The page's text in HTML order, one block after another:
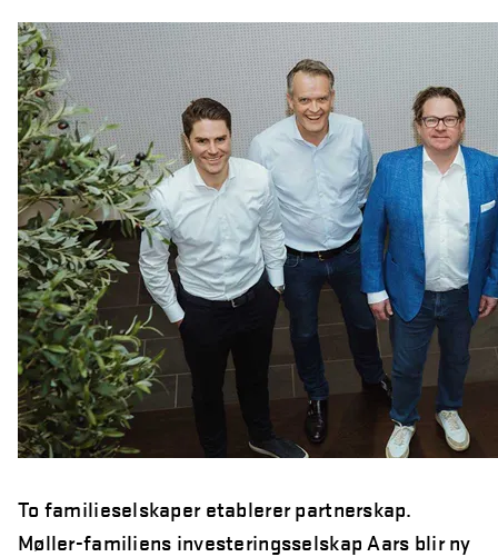
UBR LTE - Remote Worker Solution
PDX - Instantly connect from anywhere
Korona-tiltak
OBRE med nytt operativt samband-aktivt hørselvern
Årets Räckvidd er ute
Øvre Romerike Brann og Redning IKS velger INVISIO
kommunikasjonssystem
To familieselskaper etablerer partnerskap.
Møller-familiens investeringsselskap Aars blir ny